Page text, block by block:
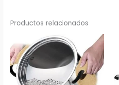
Productos relacionados